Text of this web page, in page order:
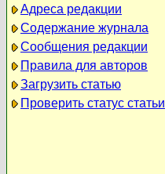
Адреса редакции
Содержание журнала
Сообщения редакции
Правила для авторов
Загрузить статью
Проверить статус статьи